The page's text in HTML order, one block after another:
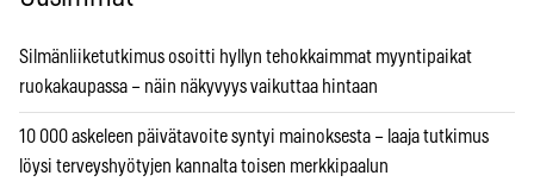
Silmänliiketutkimus osoitti hyllyn tehokkaimmat myyntipaikat
ruokakaupassa – näin näkyvyys vaikuttaa hintaan
10 000 askeleen päivätavoite syntyi mainoksesta – laaja tutkimus
löysi terveyshyötyjen kannalta toisen merkkipaalun